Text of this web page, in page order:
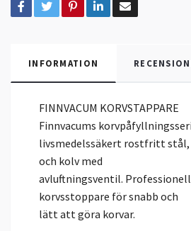
INFORMATION
FINNVACUM KORVSTAPPARE
Finnvacums
livsmedelssäkert rostfritt
och kolv med
avluftningsventil.
korvsstoppare för snabb och
lätt att göra korvar.